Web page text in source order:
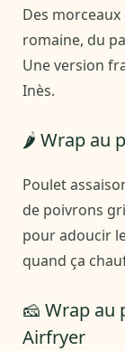
Des
romaine, du
Une version
Inès.
🌶️ Wrap au
Poulet
de poivrons
pour adoucir
quand ça
🧀 Wrap au
Airfryer